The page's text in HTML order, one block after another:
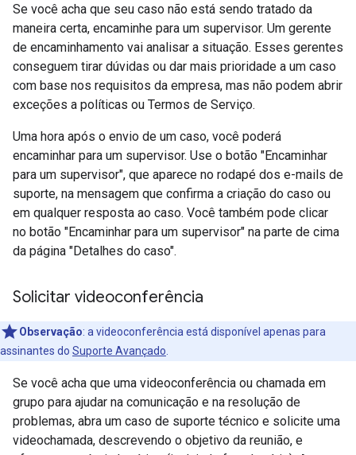
Se você acha que seu caso não está sendo tratado da
maneira certa, encaminhe para um supervisor. Um gerente
de encaminhamento vai analisar a situação. Esses gerentes
conseguem tirar dúvidas ou dar mais prioridade a um caso
com base nos requisitos da empresa, mas não podem abrir
exceções a políticas ou Termos de Serviço.
Uma hora após o envio de um caso, você poderá
encaminhar para um supervisor. Use o botão "Encaminhar
para um supervisor", que aparece no rodapé dos e-mails de
suporte, na mensagem que confirma a criação do caso ou
em qualquer resposta ao caso. Você também pode clicar
no botão "Encaminhar para um supervisor" na parte de cima
da página "Detalhes do caso".
Solicitar videoconferência
Observação: a videoconferência está disponível apenas para
assinantes do Suporte Avançado
Se você acha que uma videoconferência ou chamada em
grupo para ajudar na comunicação e na resolução de
problemas, abra um caso de suporte técnico e solicite uma
videochamada, descrevendo o objetivo da reunião, e